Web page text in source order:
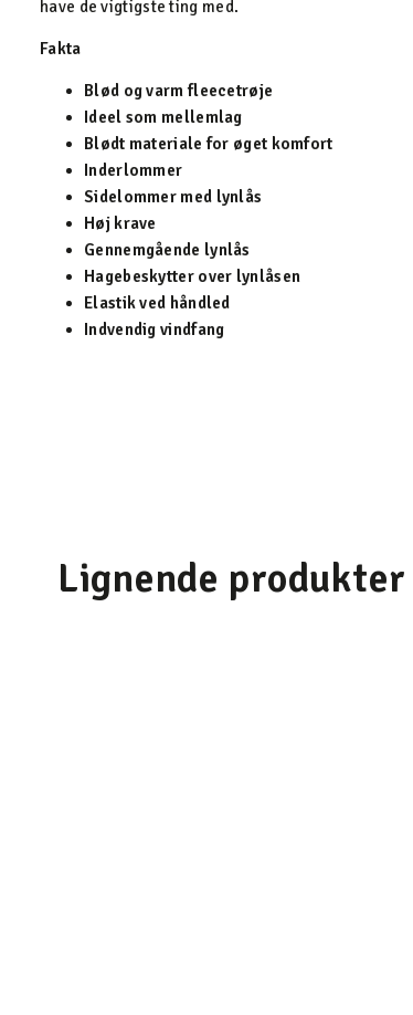
have de vigtigste ting med.
Fakta
Blød og varm fleecetrøje
Ideel som mellemlag
Blødt materiale for øget komfort
Inderlommer
Sidelommer med lynlås
Høj krave
Gennemgående lynlås
Hagebeskytter over lynlåsen
Elastik ved håndled
Indvendig vindfang
Lignende produkter